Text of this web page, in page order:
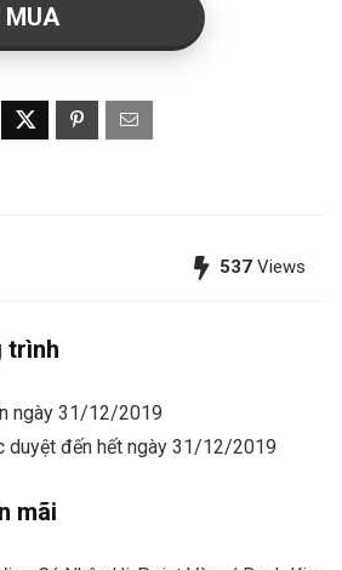
MUA
537 Views
trình
ngày 31/12/2019
duyệt đến hết ngày 31/12/2019
mãi